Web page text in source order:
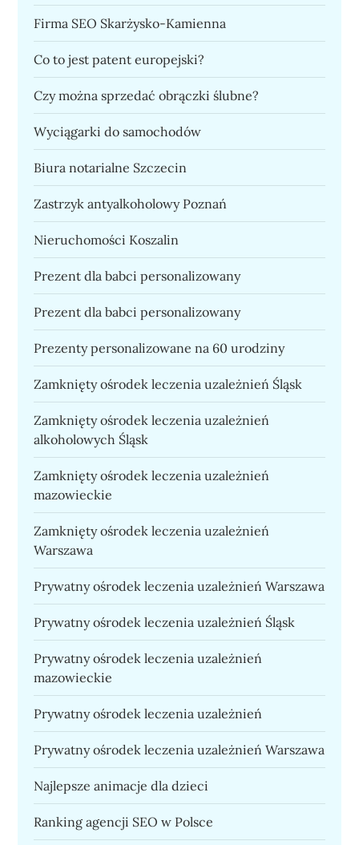
Firma SEO Skarżysko-Kamienna
Co to jest patent europejski?
Czy można sprzedać obrączki ślubne?
Wyciągarki do samochodów
Biura notarialne Szczecin
Zastrzyk antyalkoholowy Poznań
Nieruchomości Koszalin
Prezent dla babci personalizowany
Prezent dla babci personalizowany
Prezenty personalizowane na 60 urodziny
Zamknięty ośrodek leczenia uzależnień Śląsk
Zamknięty ośrodek leczenia uzależnień
alkoholowych Śląsk
Zamknięty ośrodek leczenia uzależnień
mazowieckie
Zamknięty ośrodek leczenia uzależnień
Warszawa
Prywatny ośrodek leczenia uzależnień Warszawa
Prywatny ośrodek leczenia uzależnień Śląsk
Prywatny ośrodek leczenia uzależnień
mazowieckie
Prywatny ośrodek leczenia uzależnień
Prywatny ośrodek leczenia uzależnień Warszawa
Najlepsze animacje dla dzieci
Ranking agencji SEO w Polsce